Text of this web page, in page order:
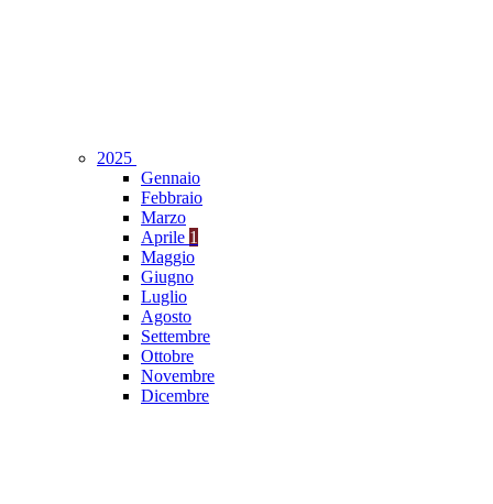
2025
Gennaio
Febbraio
Marzo
Aprile 1
Maggio
Giugno
Luglio
Agosto
Settembre
Ottobre
Novembre
Dicembre